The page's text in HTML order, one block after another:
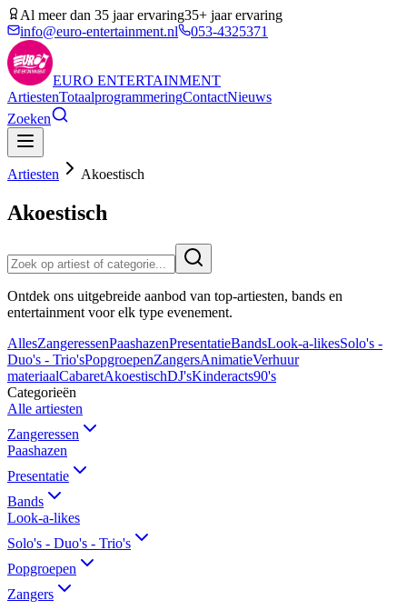
Al meer dan 35 jaar ervaring35+ jaar ervaring
info@euro-entertainment.nl
053-4325371
EURO ENTERTAINMENT
ArtiestenTotaalprogrammeringContactNieuws
Zoeken
Artiesten Akoestisch
Akoestisch
Ontdek ons uitgebreide aanbod van top-artiesten, bands en
entertainment voor elk type evenement.
AllesZangeressenPaashazenPresentatieBandsLook-a-likesSolo's -
Duo's - Trio'sPopgroepenZangersAnimatieVerhuur
materiaalCabaretAkoestischDJ'sKinderacts90's
Categorieën
Alle artiesten
Zangeressen
Paashazen
Presentatie
Bands
Look-a-likes
Solo's - Duo's - Trio's
Popgroepen
Zangers